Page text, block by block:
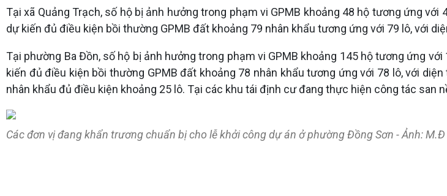
Tại xã Quảng Trạch, số hộ bị ảnh hưởng trong phạm vi GPMB khoảng 48 hộ tương ứng
dự kiến đủ điều kiện bồi thường GPMB đất khoảng 79 nhân khẩu tương ứng với 79 lô, với
Tại phường Ba Đồn, số hộ bị ảnh hưởng trong phạm vi GPMB khoảng 145 hộ tương ứng
kiến đủ điều kiện bồi thường GPMB đất khoảng 78 nhân khẩu tương ứng với 78 lô, với
nhân khẩu đủ điều kiện khoảng 25 lô. Tại các khu tái định cư đang thực hiện công tác san
Các đơn vị đang khẩn trương chuẩn bị cho lễ khởi công dự án ở phường Đồng Sơn - Ảnh: M.Đ